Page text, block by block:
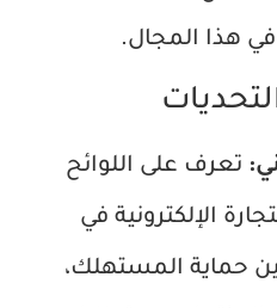
في هذا المجال.
تعرف على اللوائح
الإلكترونية في
حماية المستهلك،